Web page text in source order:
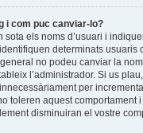
i com puc canviar-lo?
sota els noms d’usuari i
determinats usuaris
no podeu canviar la
l’administrador. Si us
per
toleren aquest comportament
disminuiran el vostre